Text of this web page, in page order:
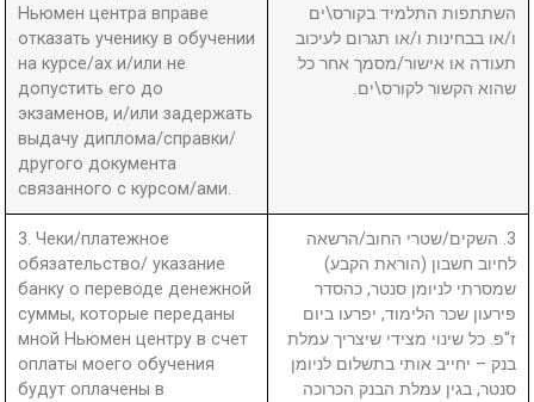
Ньюмен центра вправе
отказать ученику в обучении
на курсе/ах и/или не
допустить его до
экзаменов, и/или задержать
выдачу диплома/справки/
другого документа
связанного с курсом/ами.
השתתפות התלמיד בקורס\ים
ו/או בבחינות ו/או תגרום לעיכוב
תעודה או אישור/מסמך אחר כל
שהוא הקשור לקורס\ים.
3. Чеки/платежное
обязательство/ указание
банку о переводе денежной
суммы, которые переданы
мной Ньюмен центру в счет
оплаты моего обучения
будут оплачены в
3. השקים/שטרי החוב/הרשאה
לחיוב חשבון (הוראת הקבע)
שמסרתי לניומן סנטר, כהסדר
פירעון שכר הלימוד, יפרעו ביום
ז"פ. כל שינוי מצידי שיצריך עמלת
בנק – יחייב אותי בתשלום לניומן
סנטר, בגין עמלת הבנק הכרוכה